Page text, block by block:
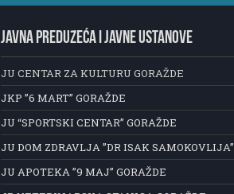
JAVNA PREDUZEĆA I JAVNE USTANOVE
JU CENTAR ZA KULTURU GORAŽDE
JKP ”6 MART” GORAŽDE
JU “SPORTSKI CENTAR” GORAŽDE
JU DOM ZDRAVLJA ”DR ISAK SAMOKOVLIJA”
JU APOTEKA ”9 MAJ” GORAŽDE